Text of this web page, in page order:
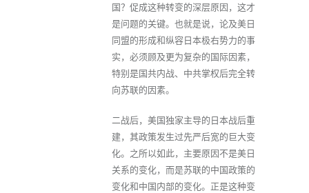
国？促成这种转变的深层原因，这才
是问题的关键。也就是说，论及美日
同盟的形成和纵容日本极右势力的事
实，必须顾及更为复杂的国际因素，
特别是国共内战、中共掌权后完全转
向苏联的因素。
二战后，美国独家主导的日本战后重
建，其政策发生过先严后宽的巨大变
化。之所以如此，主要原因不是美日
关系的变化，而是苏联的中国政策的
变化和中国内部的变化。正是这种变